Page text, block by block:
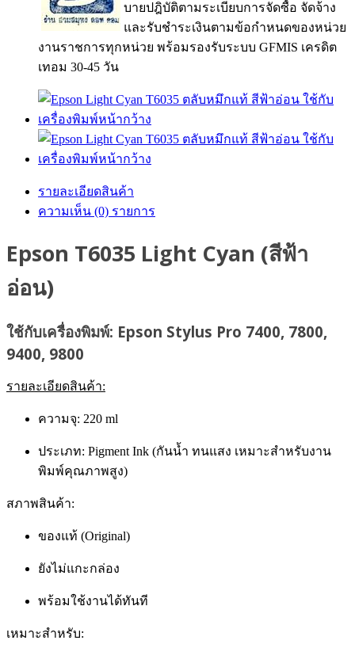
บายปฎิบัติตามระเบียบการจัดซื้อ จัดจ้าง
และรับชำระเงินตามข้อกำหนดของหน่วย
งานราชการทุกหน่วย พร้อมรองรับระบบ GFMIS เครดิต
เทอม 30-45 วัน
รายละเอียดสินค้า
ความเห็น (0) รายการ
Epson T6035 Light Cyan (สีฟ้า
อ่อน)
ใช้กับเครื่องพิมพ์: Epson Stylus Pro 7400, 7800,
9400, 9800
รายละเอียดสินค้า:
ความจุ: 220 ml
ประเภท: Pigment Ink (กันน้ำ ทนแสง เหมาะสำหรับงาน
พิมพ์คุณภาพสูง)
สภาพสินค้า:
ของแท้ (Original)
ยังไม่แกะกล่อง
พร้อมใช้งานได้ทันที
เหมาะสำหรับ: